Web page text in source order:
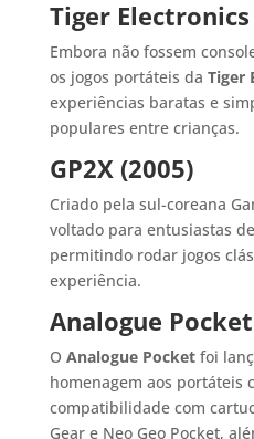
Tiger Electronics
Embora não fossem
os jogos portáteis da Tiger
experiências baratas e
populares entre crianças.
GP2X (2005)
Criado pela sul-coreana
voltado para entusiastas
permitindo rodar jogos
experiência.
Analogue
O Analogue Pocketfoi
homenagem aos portáteis
compatibilidade com
Gear e Neo Geo Pocket,